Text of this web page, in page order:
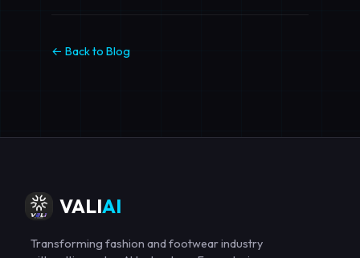
← Back to Blog
VALIAI
Transforming fashion and footwear industry